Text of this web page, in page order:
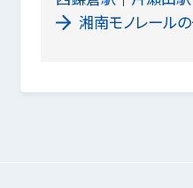
湘南モノレール